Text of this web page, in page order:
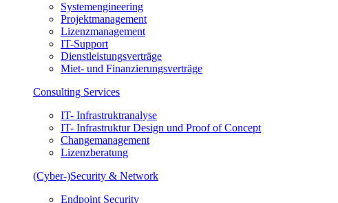
Systemengineering
Projektmanagement
Lizenzmanagement
IT-Support
Dienstleistungsverträge
Miet- und Finanzierungsverträge
Consulting Services
IT- Infrastruktranalyse
IT- Infrastruktur Design und Proof of Concept
Changemanagement
Lizenzberatung
(Cyber-)Security & Network
Endpoint Security